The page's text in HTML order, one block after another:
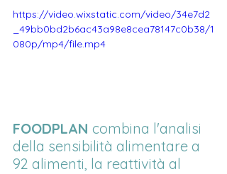
https://video.wixstatic.com/video/34e7d2
_49bb0bd2b6ac43a98e8cea78147c0b38/1
080p/mp4/file.mp4
FOODPLAN combina l'analisi
della sensibilità alimentare a
92 alimenti, la reattività al